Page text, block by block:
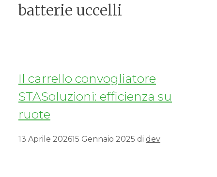
batterie uccelli
Il carrello convogliatore
STASoluzioni: efficienza su
ruote
13 Aprile 202615 Gennaio 2025 di dev